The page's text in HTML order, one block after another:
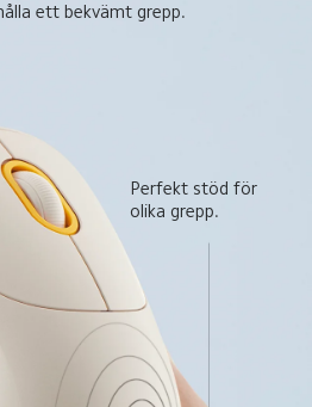
ett bekvämt grepp.
Perfekt stöd för
olika grepp.